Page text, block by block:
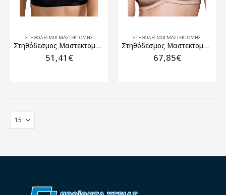
ΣΤΗΘΌΔΕΣΜΟΙ ΜΑΣΤΕΚΤΟΜΉΣ
Στηθόδεσμος Μαστεκτομής Amoena Isabel SB Μαύρο
51,41 €
ΣΤΗΘΌΔΕΣΜΟΙ ΜΑΣΤΕΚΤΟΜΉΣ
Στηθόδεσμος Μαστεκτομής Amoena Isadora SB Μπεζ
67,85€